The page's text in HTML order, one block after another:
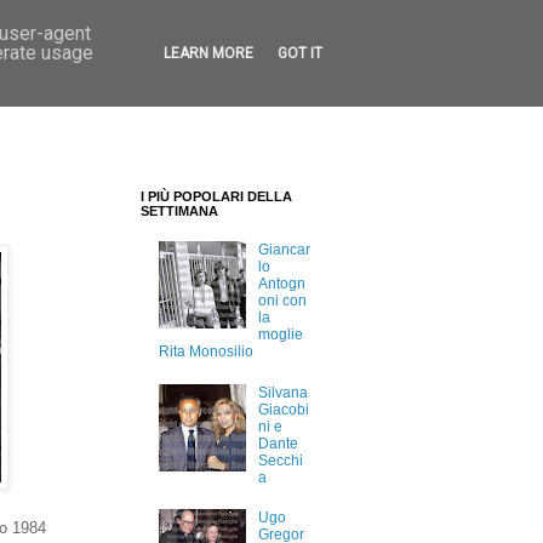
1984
I PIÙ POPOLARI DELLA
SETTIMANA
Giancar
lo
Antogn
oni con
la
moglie
Rita Monosilio
Silvana
Giacobi
ni e
Dante
Secchi
a
Ugo
Gregor
agent
usage
LEARN MORE GOT IT